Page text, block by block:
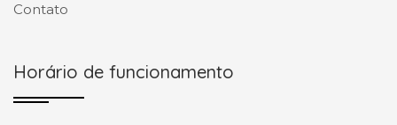
Contato
Horário de funcionamento